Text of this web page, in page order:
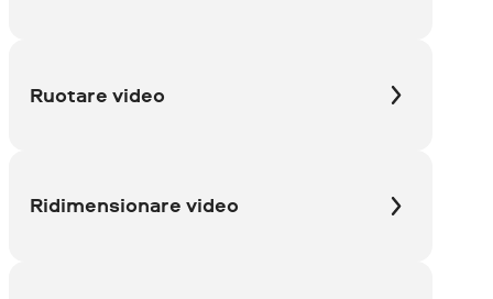
Ruotare video
Ridimensionare video